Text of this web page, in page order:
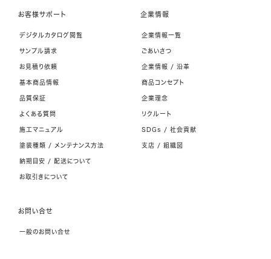
お客様サポート
デジタルカタログ閲覧
サンプル請求
お見積り依頼
基本商品情報
品質保証
よくある質問
施工マニュアル
塗装種類 / メンテナンス方法
納期目安 / 配送について
お取引きについて
企業情報
企業情報一覧
ごあいさつ
企業情報 / 沿革
商品コンセプト
企業理念
リクルート
SDGs / 社会貢献
支店 / 組織図
お問い合せ
一般のお問い合せ